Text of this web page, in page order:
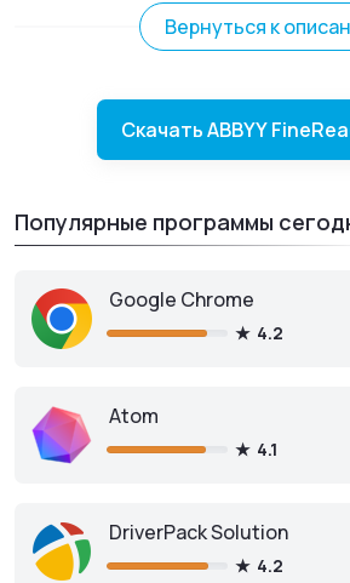
набранного текста.Вернуться к
Скачать ABBYY
Популярные программы
Google Chrome
4.2
Atom
4.1
DriverPack Solution
4.2
ABBYY FineReader
Скачать из App Store